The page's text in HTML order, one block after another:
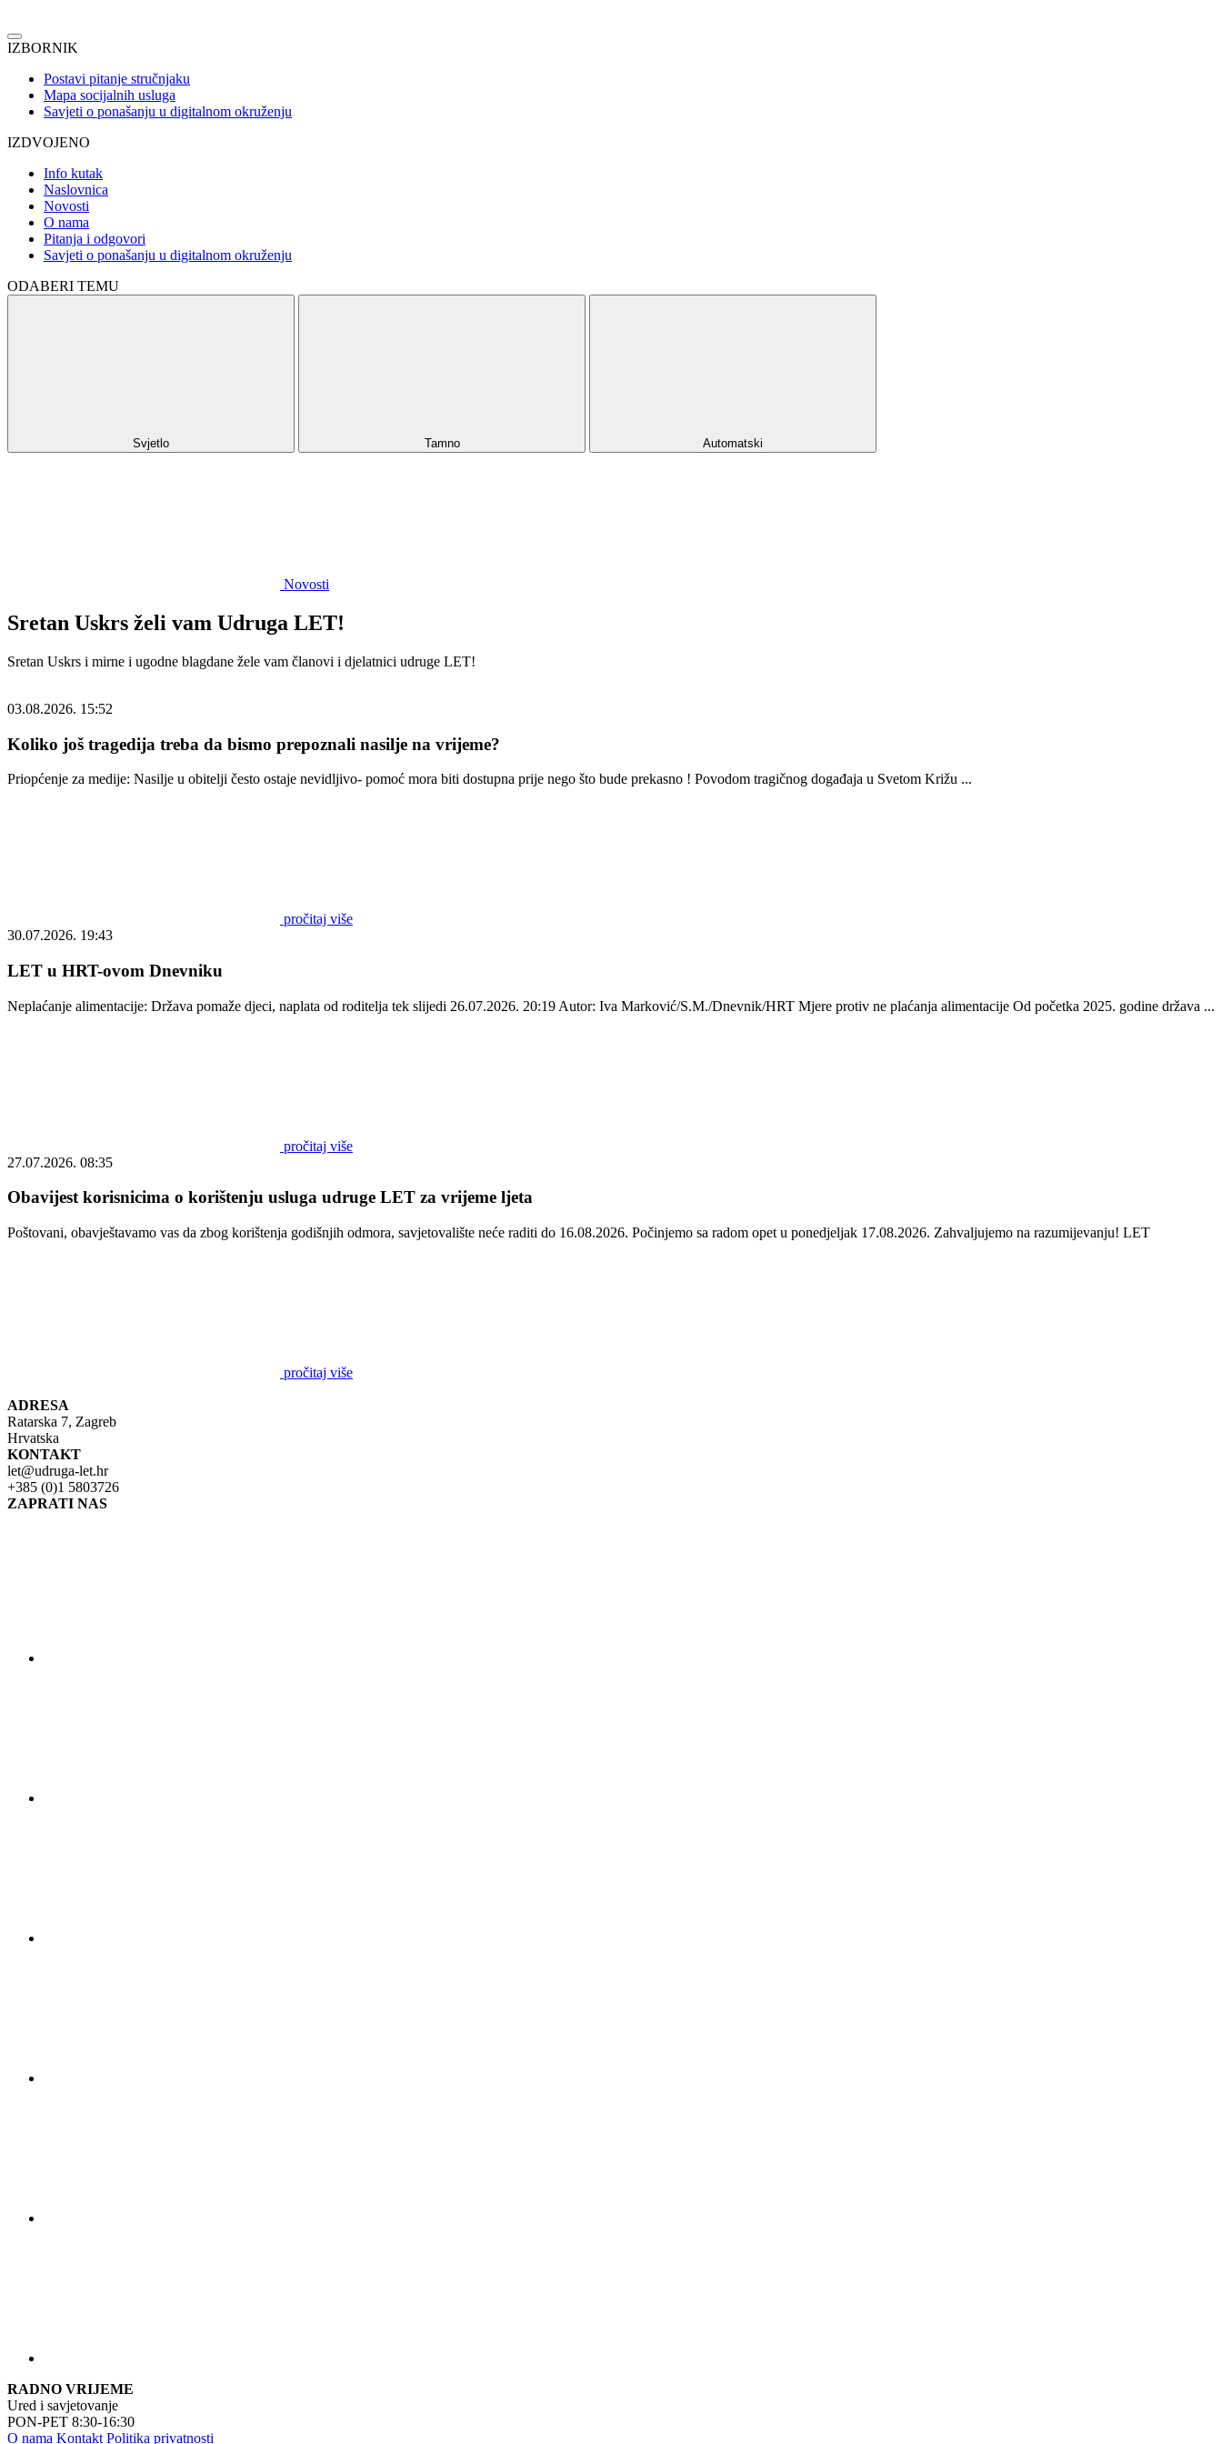
IZBORNIK
Postavi pitanje stručnjaku
Mapa socijalnih usluga
Savjeti o ponašanju u digitalnom okruženju
IZDVOJENO
Info kutak
Naslovnica
Novosti
O nama
Pitanja i odgovori
Savjeti o ponašanju u digitalnom okruženju
ODABERI TEMU
Svjetlo Tamno Automatski
Novosti
Sretan Uskrs želi vam Udruga LET!
Sretan Uskrs i mirne i ugodne blagdane žele vam članovi i djelatnici udruge LET!
03.08.2026. 15:52
Koliko još tragedija treba da bismo prepoznali nasilje na vrijeme?
Priopćenje za medije: Nasilje u obitelji često ostaje nevidljivo- pomoć mora biti dostupna prije nego što bude prekasno ! Povodom tragičnog događaja u Svetom Križu ...
pročitaj više
30.07.2026. 19:43
LET u HRT-ovom Dnevniku
Neplaćanje alimentacije: Država pomaže djeci, naplata od roditelja tek slijedi 26.07.2026. 20:19 Autor: Iva Marković/S.M./Dnevnik/HRT Mjere protiv ne plaćanja alimentacije Od početka 2025. godine država ...
pročitaj više
27.07.2026. 08:35
Obavijest korisnicima o korištenju usluga udruge LET za vrijeme ljeta
Poštovani, obavještavamo vas da zbog korištenja godišnjih odmora, savjetovalište neće raditi do 16.08.2026. Počinjemo sa radom opet u ponedjeljak 17.08.2026. Zahvaljujemo na razumijevanju! LET
pročitaj više
ADRESA
Ratarska 7, Zagreb
Hrvatska
KONTAKT
let@udruga-let.hr
+385 (0)1 5803726
ZAPRATI NAS
RADNO VRIJEME
Ured i savjetovanje
PON-PET 8:30-16:30
O nama Kontakt Politika privatnosti